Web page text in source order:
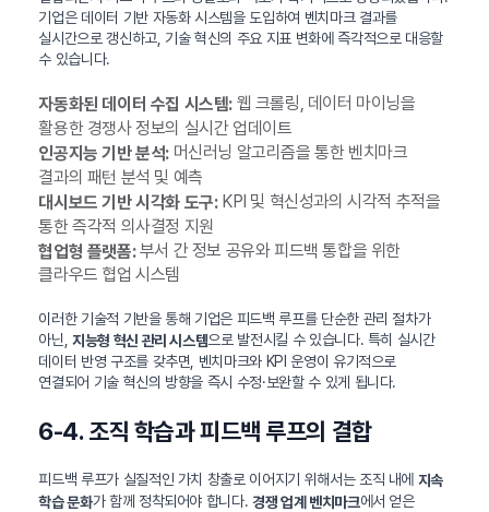
기업은 데이터 기반 자동화 시스템을 도입하여 벤치마크 결과를
실시간으로 갱신하고, 기술 혁신의 주요 지표 변화에 즉각적으로 대응할
수 있습니다.
자동화된 데이터 수집 시스템:웹 크롤링, 데이터 마이닝을
활용한 경쟁사 정보의 실시간 업데이트
인공지능 기반 분석:머신러닝 알고리즘을 통한 벤치마크
결과의 패턴 분석 및 예측
대시보드 기반 시각화 도구:KPI 및 혁신성과의 시각적 추적을
통한 즉각적 의사결정 지원
협업형 플랫폼:부서 간 정보 공유와 피드백 통합을 위한
클라우드 협업 시스템
이러한 기술적 기반을 통해 기업은 피드백 루프를 단순한 관리 절차가
아닌, 지능형 혁신 관리 시스템으로 발전시킬 수 있습니다. 특히 실시간
데이터 반영 구조를 갖추면, 벤치마크와 KPI 운영이 유기적으로
연결되어 기술 혁신의 방향을 즉시 수정·보완할 수 있게 됩니다.
6-4. 조직 학습과 피드백 루프의 결합
피드백 루프가 실질적인 가치 창출로 이어지기 위해서는 조직 내에 지속
학습 문화가 함께 정착되어야 합니다.경쟁 업계 벤치마크에서 얻은